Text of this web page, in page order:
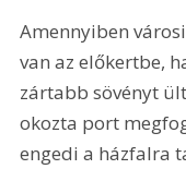
Amennyiben
van az előkertbe,
zártabb sövényt
okozta port
engedi a házfalra